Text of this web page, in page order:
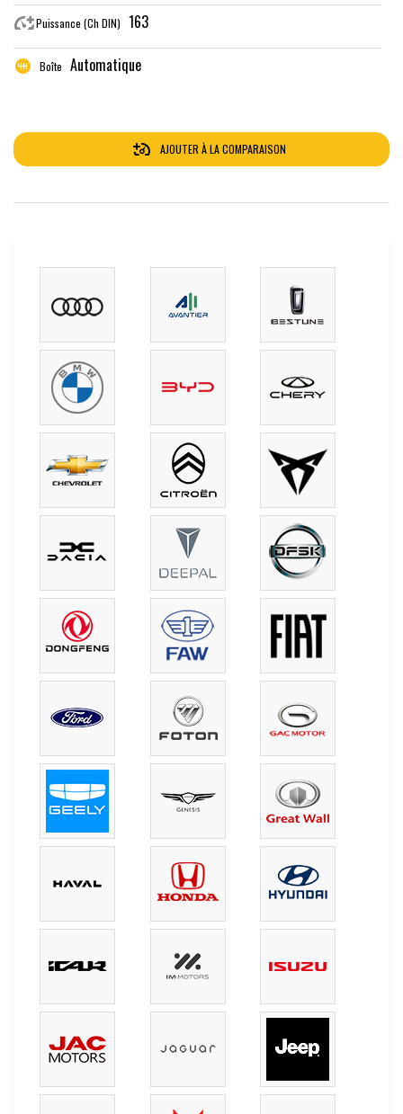
Puissance (Ch DIN) 163
Boîte Automatique
AJOUTER À LA COMPARAISON